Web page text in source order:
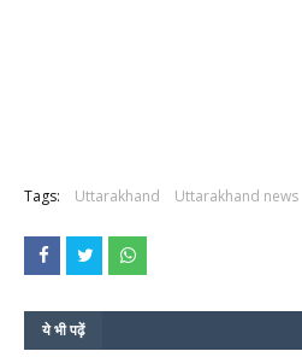
Tags: Uttarakhand Uttarakhand news
ये भी पढ़ें